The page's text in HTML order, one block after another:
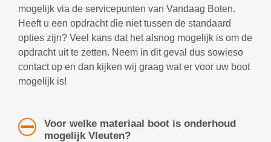
mogelijk via de servicepunten van Vandaag Boten.
Heeft u een opdracht die niet tussen de standaard
opties zijn? Veel kans dat het alsnog mogelijk is om de
opdracht uit te zetten. Neem in dit geval dus sowieso
contact op en dan kijken wij graag wat er voor uw boot
mogelijk is!
Voor welke materiaal boot is onderhoud
mogelijk Vleuten?